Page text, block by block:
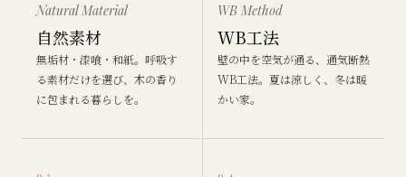
Natural Material
自然素材
無垢材・漆喰・和紙。呼吸す
る素材だけを選び、木の香り
に包まれる暮らしを。
WB Method
WB工法
壁の中を空気が通る、通気断熱
WB工法。夏は涼しく、冬は暖
かい家。